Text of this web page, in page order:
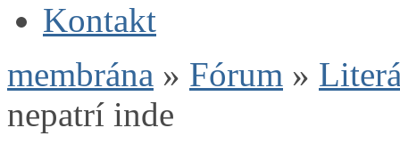
Kontakt
membrána » Fórum »
nepatrí inde